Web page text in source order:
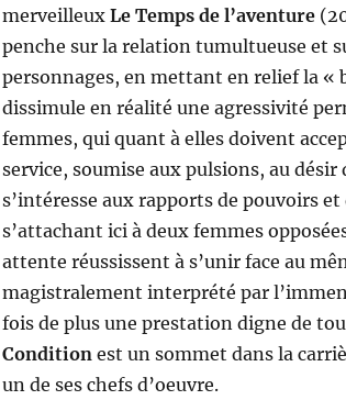
merveilleux Le Temps de l’aventure
penche sur la relation tumultueuse et
personnages, en mettant en relief la «
dissimule en réalité une agressivité
femmes, qui quant à elles doivent
service, soumise aux pulsions, au désir
s’intéresse aux rapports de pouvoirs
s’attachant ici à deux femmes
attente réussissent à s’unir face au
magistralement interprété par
fois de plus une prestation digne de
Conditionest un sommet dans la
un de ses chefs d’oeuvre.